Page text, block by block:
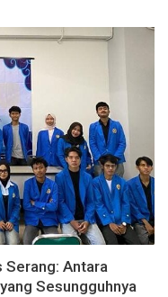
Serang: Antara
Sesungguhnya